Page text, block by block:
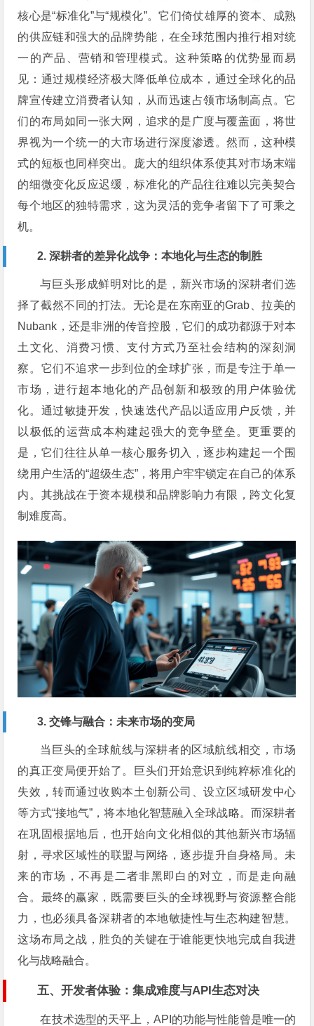
核心是“标准化”与“规模化”。它们倚仗雄厚的资本、成熟
的供应链和强大的品牌势能，在全球范围内推行相对统
一的产品、营销和管理模式。这种策略的优势显而易
见：通过规模经济极大降低单位成本，通过全球化的品
牌宣传建立消费者认知，从而迅速占领市场制高点。它
们的布局如同一张大网，追求的是广度与覆盖面，将世
界视为一个统一的大市场进行深度渗透。然而，这种模
式的短板也同样突出。庞大的组织体系使其对市场末端
的细微变化反应迟缓，标准化的产品往往难以完美契合
每个地区的独特需求，这为灵活的竞争者留下了可乘之
机。
2. 深耕者的差异化战争：本地化与生态的制胜
与巨头形成鲜明对比的是，新兴市场的深耕者们选
择了截然不同的打法。无论是在东南亚的Grab、拉美的
Nubank，还是非洲的传音控股，它们的成功都源于对本
土文化、消费习惯、支付方式乃至社会结构的深刻洞
察。它们不追求一步到位的全球扩张，而是专注于单一
市场，进行超本地化的产品创新和极致的用户体验优
化。通过敏捷开发，快速迭代产品以适应用户反馈，并
以极低的运营成本构建起强大的竞争壁垒。更重要的
是，它们往往从单一核心服务切入，逐步构建起一个围
绕用户生活的“超级生态”，将用户牢牢锁定在自己的体系
内。其挑战在于资本规模和品牌影响力有限，跨文化复
制难度高。
3. 交锋与融合：未来市场的变局
当巨头的全球航线与深耕者的区域航线相交，市场
的真正变局便开始了。巨头们开始意识到纯粹标准化的
失效，转而通过收购本土创新公司、设立区域研发中心
等方式“接地气”，将本地化智慧融入全球战略。而深耕者
在巩固根据地后，也开始向文化相似的其他新兴市场辐
射，寻求区域性的联盟与网络，逐步提升自身格局。未
来的市场，不再是二者非黑即白的对立，而是走向融
合。最终的赢家，既需要巨头的全球视野与资源整合能
力，也必须具备深耕者的本地敏捷性与生态构建智慧。
这场布局之战，胜负的关键在于谁能更快地完成自我进
化与战略融合。
五、开发者体验：集成难度与API生态对决
在技术选型的天平上，API的功能与性能曾是唯一的